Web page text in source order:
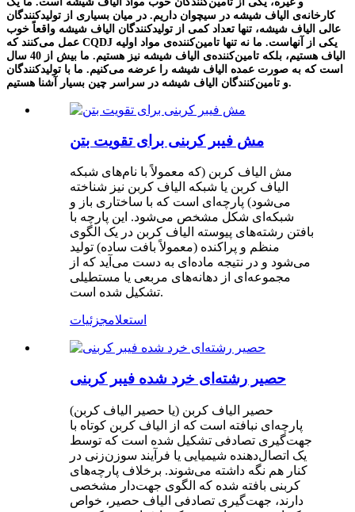
کارخانه‌ی الیاف شیشه در سیچوان داریم. در میان بسیاری از تولیدکنندگان
عالی الیاف شیشه، تنها تعداد کمی از تولیدکنندگان الیاف شیشه واقعاً خوب
عمل می‌کنند که CQDJ یکی از آنهاست. ما نه تنها تامین‌کننده‌ی مواد اولیه
الیاف هستیم، بلکه تامین‌کننده‌ی الیاف شیشه نیز هستیم. ما بیش از 40 سال
است که به صورت عمده الیاف شیشه را عرضه می‌کنیم. ما با تولیدکنندگان
و تامین‌کنندگان الیاف شیشه در سراسر چین بسیار آشنا هستیم.
مش فیبر کربنی برای تقویت بتن
مش الیاف کربن (که معمولاً با نام‌های شبکه
الیاف کربن یا شبکه الیاف کربن نیز شناخته
می‌شود) پارچه‌ای است که با ساختاری باز و
شبکه‌ای شکل مشخص می‌شود. این پارچه با
بافتن رشته‌های پیوسته الیاف کربن در یک الگوی
منظم و پراکنده (معمولاً بافت ساده) تولید
می‌شود و در نتیجه ماده‌ای به دست می‌آید که از
مجموعه‌ای از دهانه‌های مربعی یا مستطیلی
تشکیل شده است.
استعلامجزئیات
حصیر رشته‌ای خرد شده فیبر کربنی
حصیر الیاف کربن (یا حصیر الیاف کربن)
پارچه‌ای نبافته است که از الیاف کربن کوتاه با
جهت‌گیری تصادفی تشکیل شده است که توسط
یک اتصال‌دهنده شیمیایی یا فرآیند سوزن‌زنی در
کنار هم نگه داشته می‌شوند. برخلاف پارچه‌های
کربنی بافته شده که الگوی جهت‌دار مشخصی
دارند، جهت‌گیری تصادفی الیاف حصیر، خواص